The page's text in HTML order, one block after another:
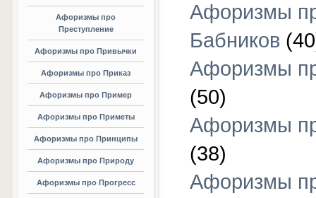
Афоризмы про
Преступление
Афоризмы про Привычки
Афоризмы про Приказ
Афоризмы про Пример
Афоризмы про Приметы
Афоризмы про Принципы
Афоризмы про Природу
Афоризмы про Прогресс
Афоризмы
Бабников
Афоризмы
(50)
Афоризмы
(38)
Афоризмы